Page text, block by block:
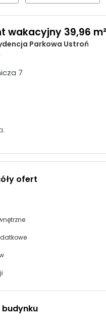
wakacyjny 39,96
Parkowa Ustroń
7
ofert
budynku